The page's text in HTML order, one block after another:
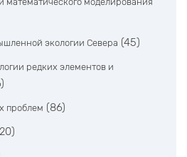
экологии Севера (45)
редких элементов и
проблем (86)